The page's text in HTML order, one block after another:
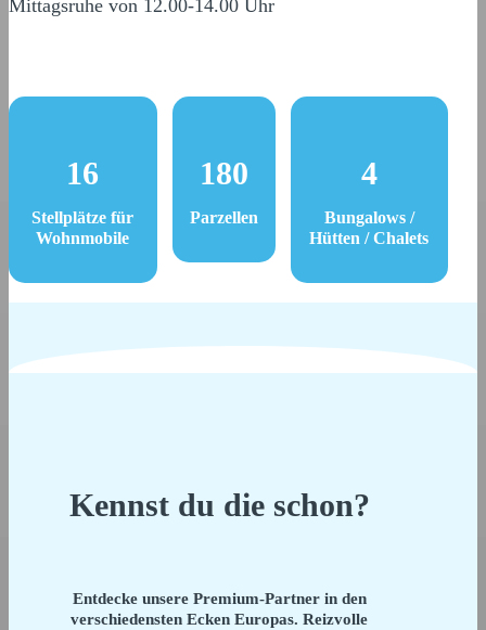
Mittagsruhe von 12.00-14.00 Uhr
16
Stellplätze für
Wohnmobile
180
Parzellen
4
Bungalows /
Hütten / Chalets
Kennst du die schon?
Entdecke unsere Premium-Partner in den
verschiedensten Ecken Europas. Reizvolle